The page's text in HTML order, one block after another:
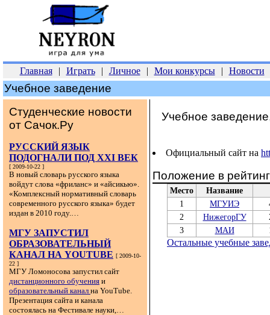
Главная | Играть | Личное | Мои конкурсы | Новости
Учебное заведение
Студенческие новости
от Сачок.Ру
РУССКИЙ ЯЗЫК
ПОДОГНАЛИ ПОД XXI ВЕК
[ 2009-10-22 ]
В новый словарь русского языка
войдут слова «фриланс» и «айсикью».
«Комплексный нормативный словарь
современного русского языка» будет
издан в 2010 году.…
МГУ ЗАПУСТИЛ
ОБРАЗОВАТЕЛЬНЫЙ
КАНАЛ НА YOUTUBE [ 2009-10-
22 ]
МГУ Ломоносова запустил сайт
дистанционного обучения и
образовательный канал на YouTube.
Презентация сайта и канала
состоялась на Фестивале науки,…
Учебное
Официальный сайт на
Положение в
Место
Название
1
МГУИЭ
2
НижегорГУ
3
МАИ
Остальные учебные